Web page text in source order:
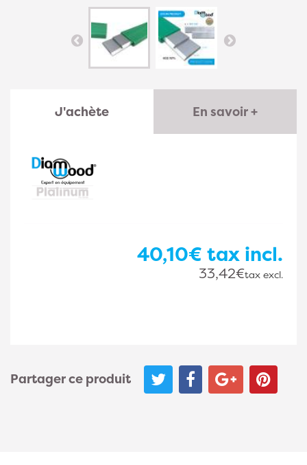
J'achète En savoir +
40,10€ tax incl.
33,42€tax excl.
Partager ce produit